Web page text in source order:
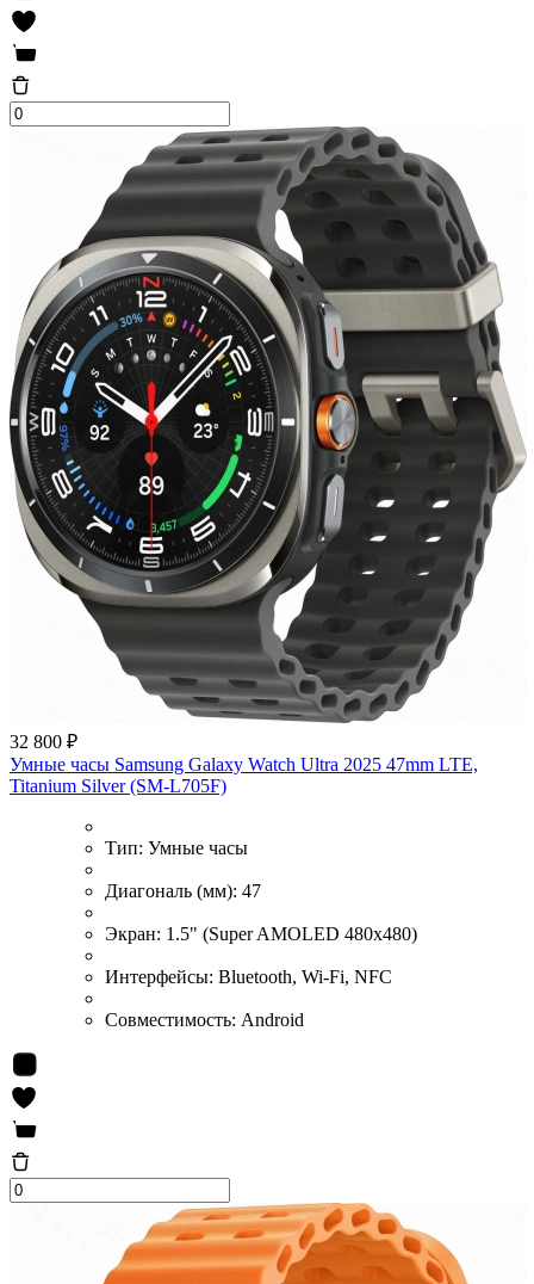
32 800 ₽
Умные часы Samsung Galaxy Watch Ultra 2025 47mm LTE,
Titanium Silver (SM-L705F)
Тип: Умные часы
Диагональ (мм): 47
Экран: 1.5" (Super AMOLED 480x480)
Интерфейсы: Bluetooth, Wi-Fi, NFC
Совместимость: Android